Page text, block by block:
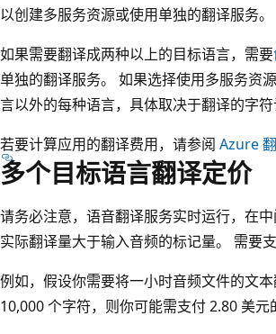
以创建多服务资源或使用单独的翻译服务。
如果需要翻译成两种以上的目标语言，需要
单独的翻译服务。 如果选择使用多服务资
言以外的每种语言，具体取决于翻译的字符
若要计算应用的翻译费用，请参阅 Azure
多个目标语言翻译定价
请务必注意，语音翻译服务实时运行，在
实际翻译量大于输入音频的标记量。 需要
例如，假设你需要将一小时音频文件的文
10,000 个字符，则你可能需支付 2.80 美元